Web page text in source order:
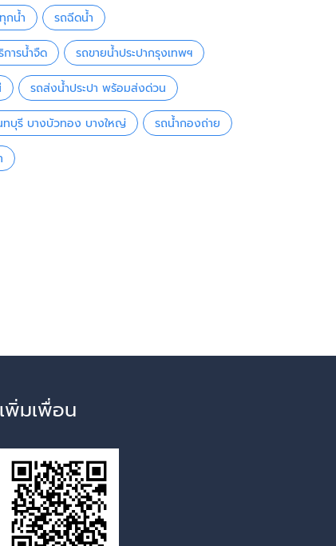
กน้ำ รถฉีดน้ำ
การน้ำจืด รถขายน้ำประปากรุงเทพฯ
รถส่งน้ำประปา พร้อมส่งด่วน
ทบุรี บางบัวทอง บางใหญ่ รถน้ำกองถ่าย
เพิ่มเพื่อน